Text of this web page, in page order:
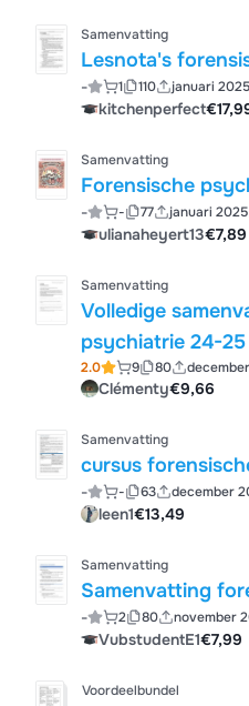
Samenvatting
- 1 110 januari 2025
kitchenperfect
Samenvatting
Forensische
- - 77 januari 2025
ulianaheyert13€7,89
Samenvatting
Volledige
psychiatrie 24-
2.0 9 80
Clémenty€9,66
Samenvatting
cursus
- - 63 december
leen1€13,49
Samenvatting
- 2 80 november
VubstudentE1€7,99
Voordeelbundel